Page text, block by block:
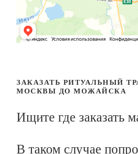
ЗАКАЗАТЬ РИТУАЛЬНЫЙ
МОСКВЫ ДО МОЖАЙСКА
Ищите где заказать
В таком случае